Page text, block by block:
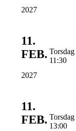
2027
11.
FEB.
2027
Torsdag
11:30
11.
FEB. Torsdag
13:00